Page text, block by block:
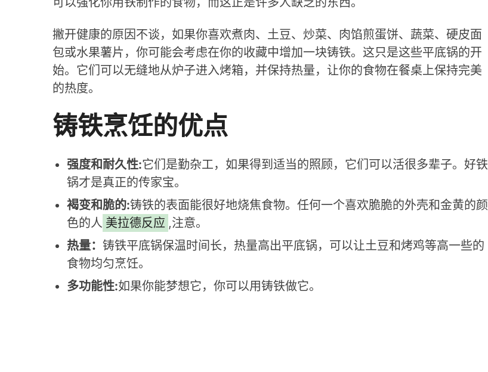
撇开健康的原因不谈，如果你喜欢煮肉、土豆、炒菜、肉馅煎蛋饼、蔬菜、硬皮面
包或水果薯片，你可能会考虑在你的收藏中增加一块铸铁。这只是这些平底锅的开
始。它们可以无缝地从炉子进入烤箱，并保持热量，让你的食物在餐桌上保持完美
的热度。
铸铁烹饪的优点
强度和耐久性:它们是勤杂工，如果得到适当的照顾，它们可以活很多辈子。好铁
锅才是真正的传家宝。
褐变和脆的:铸铁的表面能很好地烧焦食物。任何一个喜欢脆脆的外壳和金黄的颜
色的人 美拉德反应 ,注意。
热量： 铸铁平底锅保温时间长，热量高出平底锅，可以让土豆和烤鸡等高一些的
食物均匀烹饪。
多功能性:如果你能梦想它，你可以用铸铁做它。